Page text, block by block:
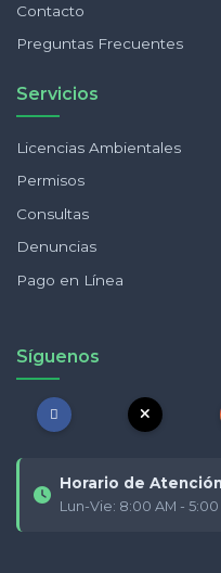
Contacto
Preguntas Frecuentes
Servicios
Licencias Ambientales
Permisos
Consultas
Denuncias
Pago en Línea
Síguenos
Horario de
Lun-Vie: 8:00 AM - 5:00